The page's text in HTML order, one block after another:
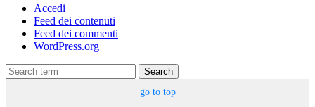
Accedi
Feed dei contenuti
Feed dei commenti
WordPress.org
Search
go to top